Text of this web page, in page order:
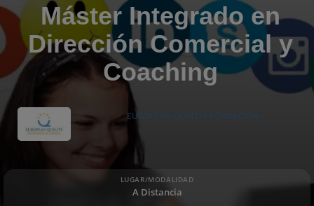
Máster Integrado en
Dirección Comercial y
Coaching
EUROPEAN QUALITY FORMACIÓN
LUGAR/MODALIDAD
A Distancia